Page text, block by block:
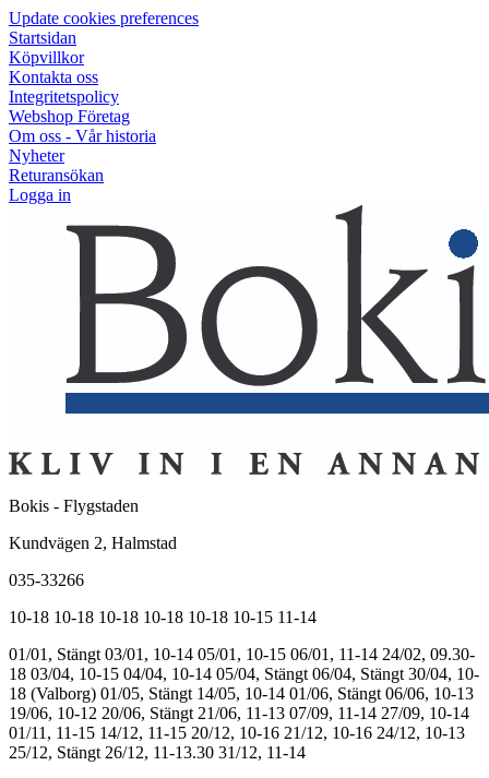
Update cookies preferences
Startsidan
Köpvillkor
Kontakta oss
Integritetspolicy
Webshop Företag
Om oss - Vår historia
Nyheter
Returansökan
Logga in
Bokis - Flygstaden
Kundvägen 2, Halmstad
035-33266
10-18 10-18 10-18 10-18 10-18 10-15 11-14
01/01, Stängt 03/01, 10-14 05/01, 10-15 06/01, 11-14 24/02, 09.30-
18 03/04, 10-15 04/04, 10-14 05/04, Stängt 06/04, Stängt 30/04, 10-
18 (Valborg) 01/05, Stängt 14/05, 10-14 01/06, Stängt 06/06, 10-13
19/06, 10-12 20/06, Stängt 21/06, 11-13 07/09, 11-14 27/09, 10-14
01/11, 11-15 14/12, 11-15 20/12, 10-16 21/12, 10-16 24/12, 10-13
25/12, Stängt 26/12, 11-13.30 31/12, 11-14